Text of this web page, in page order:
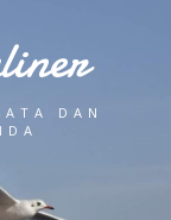
DAN